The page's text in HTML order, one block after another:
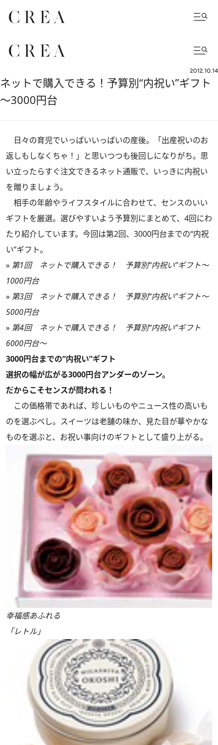
2012.10.14
ネットで購入できる！予算別“内祝い”ギフト
～3000円台
日々の育児でいっぱいいっぱいの産後。「出産祝いのお
返しもしなくちゃ！」と思いつつも後回しになりがち。思
い立ったらすぐ注文できるネット通販で、いっきに内祝い
を贈りましょう。
相手の年齢やライフスタイルに合わせて、センスのいい
ギフトを厳選。選びやすいよう予算別にまとめて、4回にわ
たり紹介しています。今回は第2回、3000円台までの“内祝
い”ギフト。
» 第1回 ネットで購入できる！ 予算別“内祝い”ギフト～
1000円台
» 第3回 ネットで購入できる！ 予算別“内祝い”ギフト～
5000円台
» 第4回 ネットで購入できる！ 予算別“内祝い”ギフト
6000円台～
3000円台までの“内祝い”ギフト
選択の幅が広がる3000円台アンダーのゾーン。
だからこそセンスが問われる！
この価格帯であれば、珍しいものやニュース性の高いも
のを選ぶべし。スイーツは老舗の味か、見た目が華やかな
ものを選ぶと、お祝い事向けのギフトとして盛り上がる。
幸福感あふれる
「レトル」